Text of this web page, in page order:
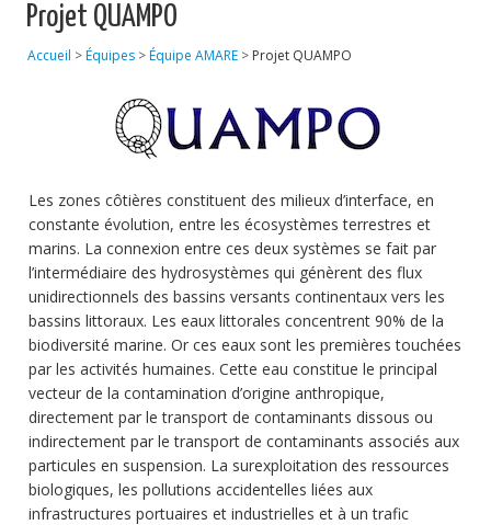
Équipes
Réseaux
Publications
Soutien technique
Données
Emplois/Stages/Formations
Science pour tou·te·s
Actualités
Projet QUAMPO
Accueil >Équipes >Équipe AMARE > Projet QUAMPO
Les zones côtières constituent des milieux d’interface, en
constante évolution, entre les écosystèmes terrestres et
marins. La connexion entre ces deux systèmes se fait par
l’intermédiaire des hydrosystèmes qui génèrent des flux
unidirectionnels des bassins versants continentaux vers les
bassins littoraux. Les eaux littorales concentrent 90% de la
biodiversité marine. Or ces eaux sont les premières touchées
par les activités humaines. Cette eau constitue le principal
vecteur de la contamination d’origine anthropique,
directement par le transport de contaminants dissous ou
indirectement par le transport de contaminants associés aux
particules en suspension. La surexploitation des ressources
biologiques, les pollutions accidentelles liées aux
infrastructures portuaires et industrielles et à un trafic